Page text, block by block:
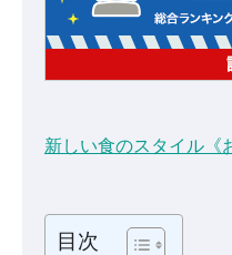
新しい食のスタイル《
目次